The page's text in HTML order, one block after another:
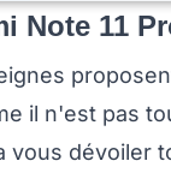
Note 11
il n'est pas
vous dévoiler